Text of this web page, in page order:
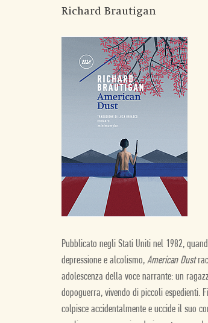
Richard Brautigan
Pubblicato negli Stati Uniti nel 1982,
depressione e alcolismo, American Dust
adolescenza della voce narrante: un
dopoguerra, vivendo di piccoli
colpisce accidentalmente e uccide il suo